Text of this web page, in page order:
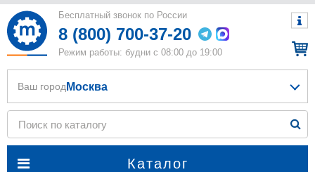
Бесплатный звонок по России
8 (800) 700-37-20
Режим работы: будни с 08:00 до 19:00
Каталог
Ваш город Москва